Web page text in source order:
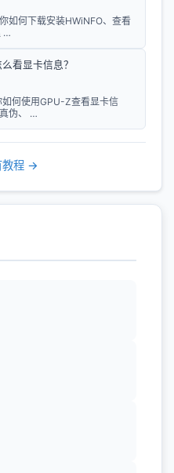
如何下载安装HWiNFO、查看
…
看显卡信息？
何使用GPU-Z查看显卡信
伪、 …
教程 →